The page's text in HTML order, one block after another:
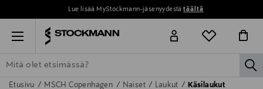
Lue lisää MyStockmann-jäsenyydestätäältä
Menu
Etusivu MSCH Copenhagen Naiset Laukut Käsilaukut